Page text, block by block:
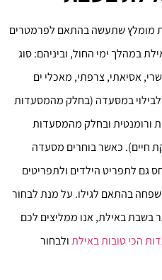
מומלץ שתעשה בהתאם לפרמטרים
במהלך ימי החול, וביניהם: סוג
אסיאתי, צרפתי, מאכלי ים
לבילוי במסעדה (בחלק מהמסעדות
ורומנטית ובחלק מהמסעדות
חיים). כאשר בוחרים מסעדה
גם לתפריט הילדים ולתפריטים
בהתאם לגילו. על מנת לבחור
באילת, אנו ממליצים לכם
הכי טובות באילתולבחור